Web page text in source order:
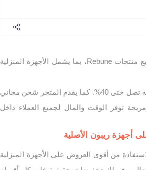
كود خصم ريبون 2026 خصم 5% اضافي على جميع منتجات Rebune، بما يشمل الأجهزة المنزلية
استفد من عروض ريبون المميزة وخصومات حصرية تصل حتى 40%. كما يقدم المتجر شحن مجاني
سهلة ومريحة توفر الوقت والمال لجميع العملاء داخل
كنت تبحث عن أحدث كود خصم ريبون 2026 للاستفادة من أقوى العروض على الأجهزة المنزلية